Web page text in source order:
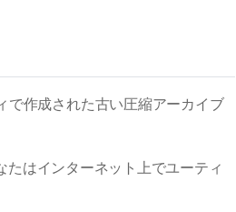
作成された古い圧縮アーカイブ
はインターネット上でユーティ